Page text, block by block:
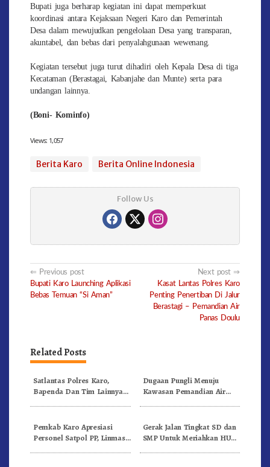
Bupati juga berharap kegiatan ini dapat memperkuat
koordinasi antara Kejaksaan Negeri Karo dan Pemerintah
Desa dalam mewujudkan pengelolaan Desa yang transparan,
akuntabel, dan bebas dari penyalahgunaan wewenang.
Kegiatan tersebut juga turut dihadiri oleh Kepala Desa di tiga
Kecataman (Berastagai, Kabanjahe dan Munte) serta para
undangan lainnya.
(Boni- Kominfo)
Views: 1,057
Berita Karo Berita Online Indonesia
Follow Us
Post
navigation
Previous post
Bupati Karo Launching Aplikasi
Bebas Temuan “Si Aman”
Next post
Kasat Lantas Polres Karo
Penting Penertiban Di Jalur
Berastagi – Pemandian Air
Panas Doulu
Related Posts
Satlantas Polres Karo,
Bapenda Dan Tim Lainnya
Dugaan Pungli Menuju
Kawasan Pemandian Air
Pemkab Karo Apresiasi
Personel Satpol PP, Linmas,
Gerak Jalan Tingkat SD dan
SMP Untuk Meriahkan HUT